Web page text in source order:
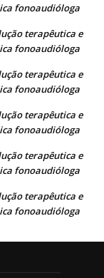
fonoaudióloga
terapêutica e
fonoaudióloga
terapêutica e
fonoaudióloga
terapêutica e
fonoaudióloga
terapêutica e
fonoaudióloga
terapêutica e
fonoaudióloga